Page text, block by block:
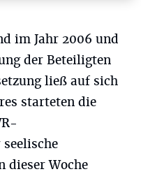
im Jahr 2006 und
der Beteiligten
ließ auf sich
starteten die
dieser Woche